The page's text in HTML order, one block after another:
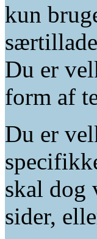
kun
Du er
form af
Du er
skal dog
sider,